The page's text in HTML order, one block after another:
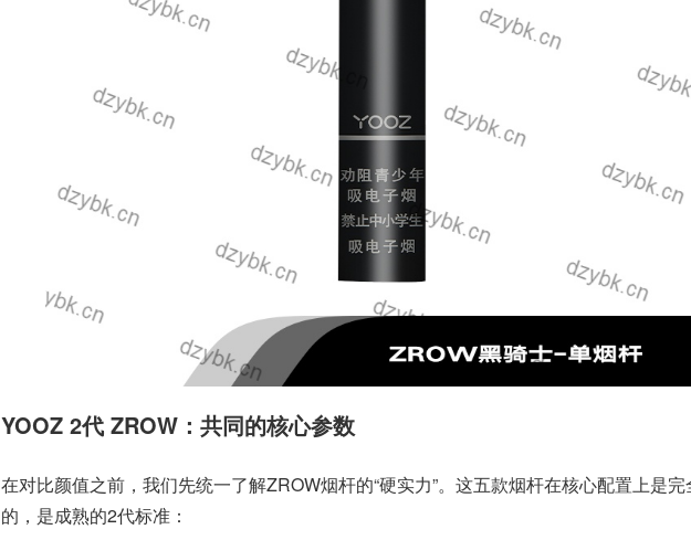
YOOZ 2代 ZROW：共同的核心参数
在对比颜值之前，我们先统一了解ZROW烟杆的“硬实力”。这五款烟杆在核心配置上是
的，是成熟的2代标准：